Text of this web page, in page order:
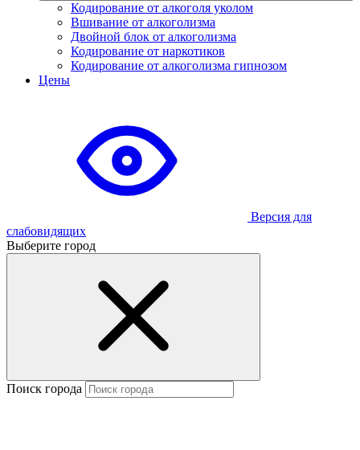
Кодирование от алкоголя уколом
Вшивание от алкоголизма
Двойной блок от алкоголизма
Кодирование от наркотиков
Кодирование от алкоголизма гипнозом
Цены
Версия для
слабовидящих
Выберите город
Поиск города